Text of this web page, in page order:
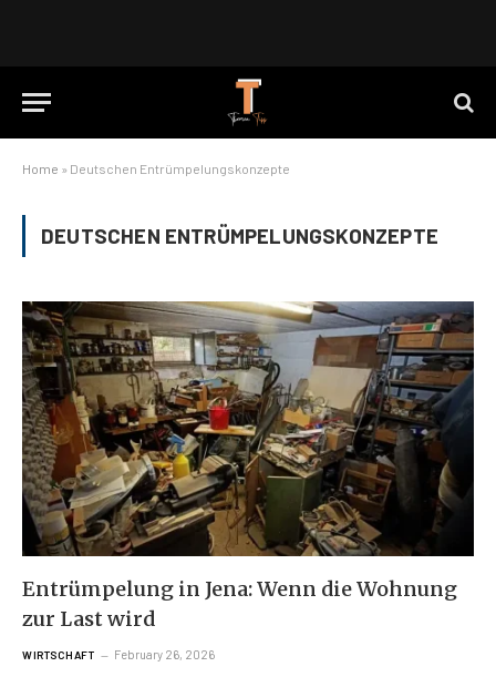
Home » Deutschen Entrümpelungskonzepte
DEUTSCHEN ENTRÜMPELUNGSKONZEPTE
Entrümpelung in Jena: Wenn die Wohnung
zur Last wird
WIRTSCHAFT February 26, 2026